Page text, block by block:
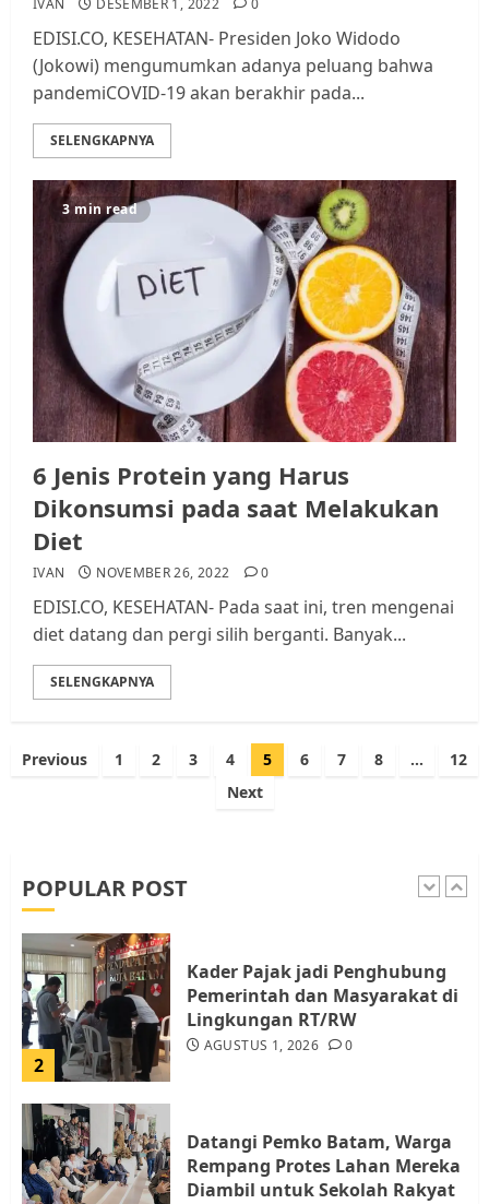
EDISI.CO, KESEHATAN- Presiden Joko Widodo
(Jokowi) mengumumkan adanya peluang bahwa
pandemiCOVID-19 akan berakhir pada...
SELENGKAPNYA
3 min read
6 Jenis Protein yang Harus
Dikonsumsi pada saat Melakukan
Diet
IVAN NOVEMBER 26, 2022 0
EDISI.CO, KESEHATAN- Pada saat ini, tren mengenai
diet datang dan pergi silih berganti. Banyak...
SELENGKAPNYA
Paginasi
Previous 1 2 3 4 5 6 7 8 …
12
Next
POPULAR POST
Datangi Pemko Batam, Warga
Rempang Protes Lahan Mereka
Diambil untuk Sekolah Rakyat
JULI 21, 2026 0
4
Audiensi dengan Wali Kota
Batam, Soroti Aktivitas yang
Tim Advokasi Desak BP Batam
1
Pemko Batam Tegaskan RT dan
2
Kader Pajak jadi Penghubung
Pemerintah dan Masyarakat di
Lingkungan RT/RW
AGUSTUS 1, 2026 0
Datangi Pemko Batam, Warga
Rempang Protes Lahan Mereka
Diambil untuk Sekolah Rakyat